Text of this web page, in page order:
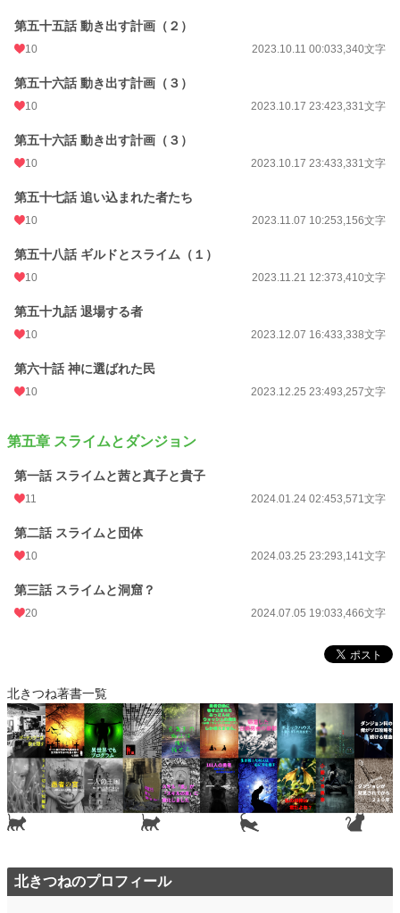
第五十五話 動き出す計画（２）
10 2023.10.11 00:033,340文字
第五十六話 動き出す計画（３）
10 2023.10.17 23:423,331文字
第五十六話 動き出す計画（３）
10 2023.10.17 23:433,331文字
第五十七話 追い込まれた者たち
10 2023.11.07 10:253,156文字
第五十八話 ギルドとスライム（１）
10 2023.11.21 12:373,410文字
第五十九話 退場する者
10 2023.12.07 16:433,338文字
第六十話 神に選ばれた民
10 2023.12.25 23:493,257文字
第五章 スライムとダンジョン
第一話 スライムと茜と真子と貴子
11 2024.01.24 02:453,571文字
第二話 スライムと団体
10 2024.03.25 23:293,141文字
第三話 スライムと洞窟？
20 2024.07.05 19:033,466文字
北きつね著書一覧
北きつねのプロフィール